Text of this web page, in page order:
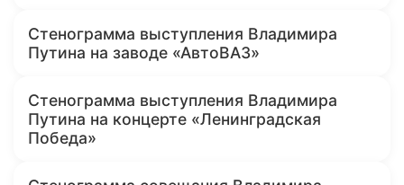
Стенограмма выступления Владимира
Путина на заводе «АвтоВАЗ»
Стенограмма выступления Владимира
Путина на концерте «Ленинградская
Победа»